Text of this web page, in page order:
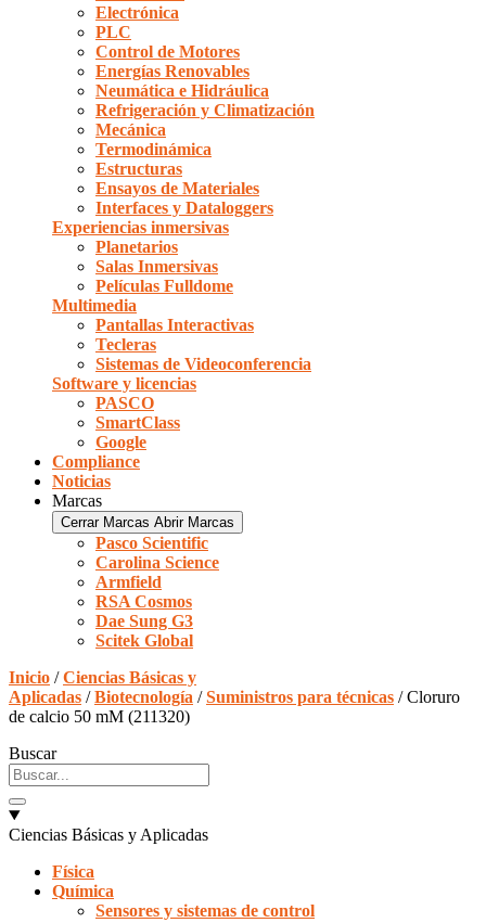
Electrónica
PLC
Control de Motores
Energías Renovables
Neumática e Hidráulica
Refrigeración y Climatización
Mecánica
Termodinámica
Estructuras
Ensayos de Materiales
Interfaces y Dataloggers
Experiencias inmersivas
Planetarios
Salas Inmersivas
Películas Fulldome
Multimedia
Pantallas Interactivas
Tecleras
Sistemas de Videoconferencia
Software y licencias
PASCO
SmartClass
Google
Compliance
Noticias
Marcas
Cerrar Marcas Abrir Marcas
Pasco Scientific
Carolina Science
Armfield
RSA Cosmos
Dae Sung G3
Scitek Global
Inicio /Ciencias Básicas y
Aplicadas /Biotecnología /Suministros para técnicas / Cloruro
de calcio 50 mM (211320)
Buscar
Ciencias Básicas y Aplicadas
Física
Química
Sensores y sistemas de control